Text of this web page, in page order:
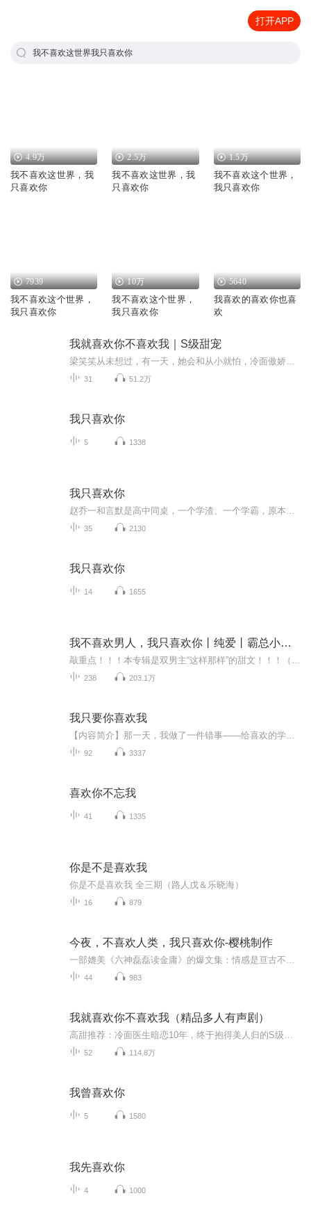
打开APP
我不喜欢这世界我只喜欢你
4.9万
我不喜欢这世界，我
只喜欢你
2.5万
我不喜欢这世界，我
只喜欢你
1.5万
我不喜欢这个世界，
我只喜欢你
7939
我不喜欢这个世界，
我只喜欢你
10万
我不喜欢这个世界，
我只喜欢你
5640
我喜欢的喜欢你也喜
欢
我就喜欢你不喜欢我｜S级甜宠
31 51.2万
我只喜欢你
5 1338
我只喜欢你
35 2130
我只喜欢你
14 1655
我不喜欢男人，我只喜欢你丨纯爱丨霸总小甜剧
238 203.1万
我只要你喜欢我
92 3337
喜欢你不忘我
41 1335
你是不是喜欢我
你是不是喜欢我 全三期（路人戊＆乐晓海）
16 879
今夜，不喜欢人类，我只喜欢你-樱桃制作
44 983
我就喜欢你不喜欢我（精品多人有声剧）
52 114.8万
我曾喜欢你
5 1580
我先喜欢你
4 1000